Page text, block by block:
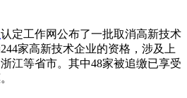
认定工作网公布了一批取消高新技术
家高新技术企业的资格，涉及上
江等省市。其中48家被追缴已享受